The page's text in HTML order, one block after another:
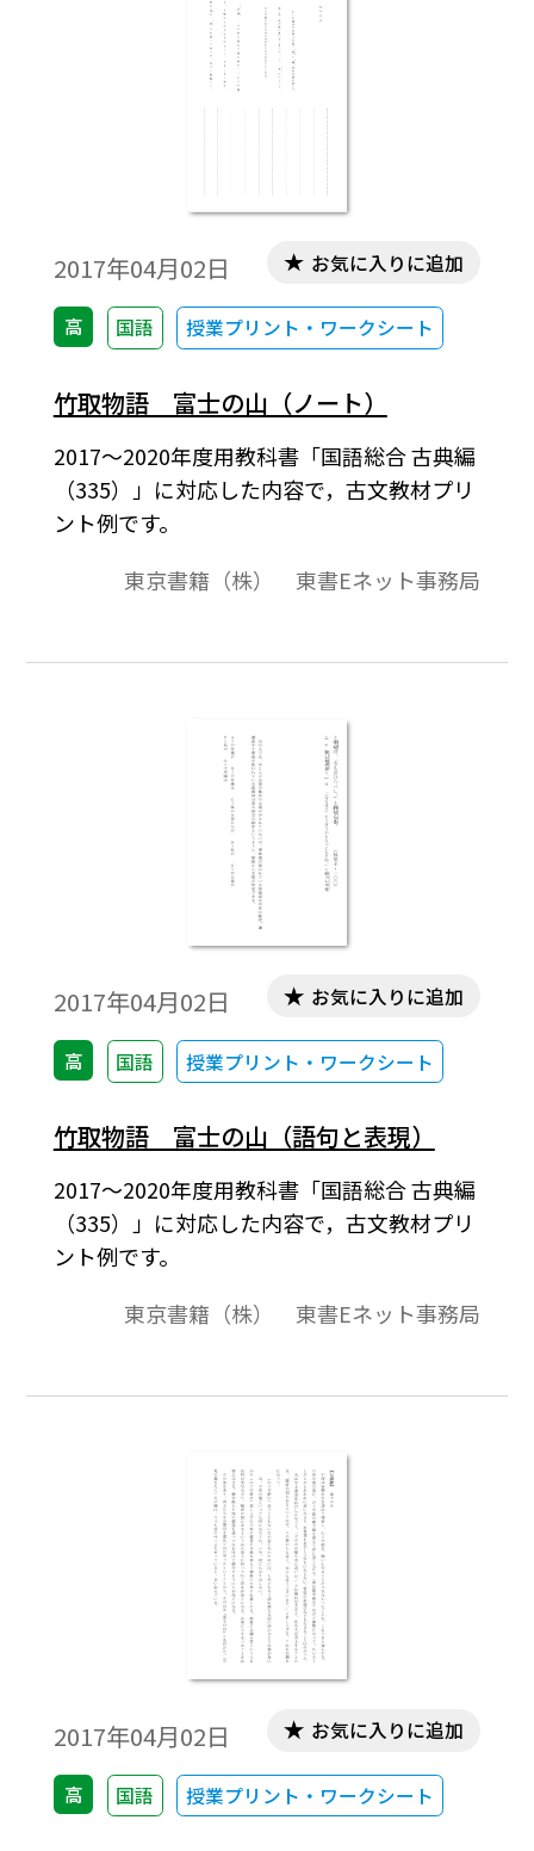
2017年04月02日
高 国語 授業プリント・ワークシート
お気に入りに追加
竹取物語 富士の山（ノート）
2017～2020年度用教科書「国語総合 古典編
（335）」に対応した内容で，古文教材プリ
ント例です。
東京書籍（株） 東書Eネット事務局
2017年04月02日
高 国語 授業プリント・ワークシート
お気に入りに追加
竹取物語 富士の山（語句と表現）
2017～2020年度用教科書「国語総合 古典編
（335）」に対応した内容で，古文教材プリ
ント例です。
東京書籍（株） 東書Eネット事務局
2017年04月02日
高 国語 授業プリント・ワークシート
お気に入りに追加